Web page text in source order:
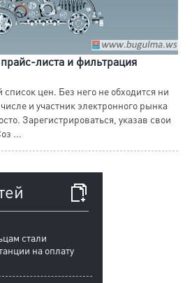
листа и фильтрация
цен. Без него не обходится ни
и участник электронного рынка
Зарегистрироваться, указав свои
...
стали
на оплату